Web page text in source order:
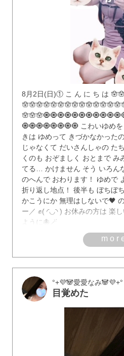
8月2日(日)① こ ん に ち は
🧿🧿🧿🧿🧿🧿🧿🧿 こわいゆめ
きは ゆめって きづかなかった
じゃなくて だいさんしゃの た
くのも おぞましく おとまで み
てる… かけません そう いろん
のへんで おわります！ ゆめで
折り返し地点！ 後半も ぼちぼ
かこうにか 無理はしないで🖤
ー／ ✊( ◜◡◝ ) お休みの方は 楽
ように🐙🪄
°+💜🐼愛愛なみ‪🐼💜+°
目覚めた